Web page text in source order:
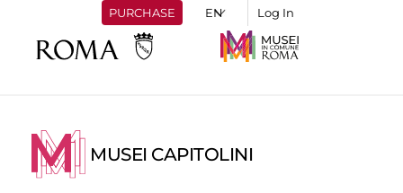
PURCHASE Log In
MUSEI CAPITOLINI